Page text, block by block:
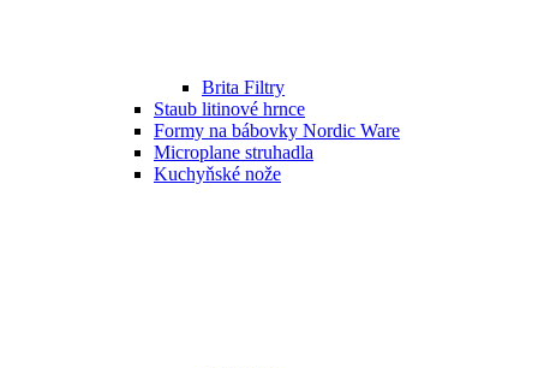
Brita Filtry
Staub litinové hrnce
Formy na bábovky Nordic Ware
Microplane struhadla
Kuchyňské nože